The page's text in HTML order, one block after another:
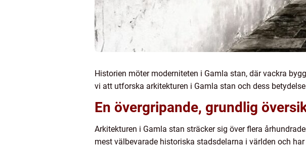
Historien möter moderniteten i Gamla stan, där vackra
vi att utforska arkitekturen i Gamla stan och dess
En övergripande, grundlig
Arkitekturen i Gamla stan sträcker sig över flera
mest välbevarade historiska stadsdelarna i världen och